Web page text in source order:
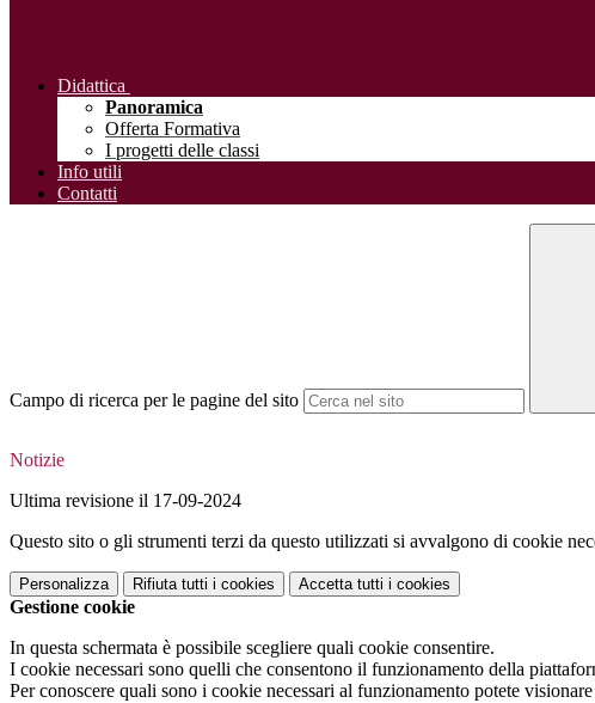
Didattica
Panoramica
Offerta Formativa
I progetti delle classi
Info utili
Contatti
Campo di ricerca per le pagine del sito
Notizie
Ultima revisione il 17-09-2024
Questo sito o gli strumenti terzi da questo utilizzati si avvalgono di cookie
Personalizza Rifiuta tutti i cookies Accetta tutti i cookies
Gestione cookie
In questa schermata è possibile scegliere quali cookie consentire.
I cookie necessari sono quelli che consentono il funzionamento della
Per conoscere quali sono i cookie necessari al funzionamento potete visionare